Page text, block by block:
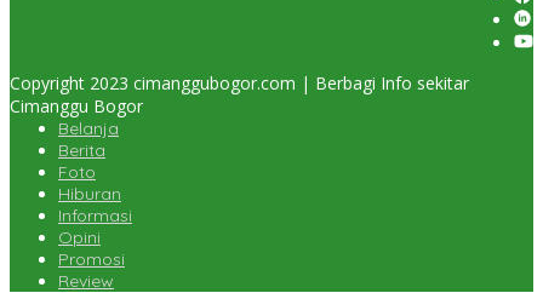
Copyright 2023 cimanggubogor.com | Berbagi Info sekitar
Cimanggu Bogor
Belanja
Berita
Foto
Hiburan
Informasi
Opini
Promosi
Review